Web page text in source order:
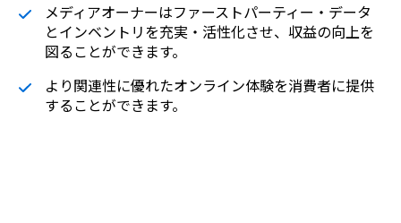
メディアオーナーはファーストパーティー・データ
とインベントリを充実・活性化させ、収益の向上を
図ることができます。
より関連性に優れたオンライン体験を消費者に提供
することができます。